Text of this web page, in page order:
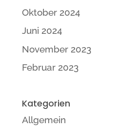
Oktober 2024
Juni 2024
November 2023
Februar 2023
Kategorien
Allgemein